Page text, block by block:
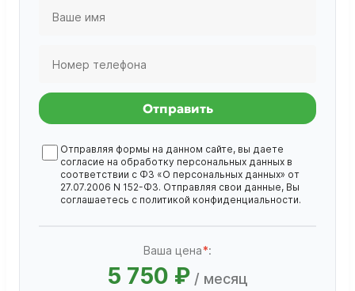
Отправить
Отправляя формы на данном сайте, вы даете
согласие на обработку персональных данных в
соответствии с ФЗ «О персональных данных» от
27.07.2006 N 152-ФЗ. Отправляя свои данные, Вы
соглашаетесь с политикой конфиденциальности.
Ваша цена*:
5 750 ₽ / месяц